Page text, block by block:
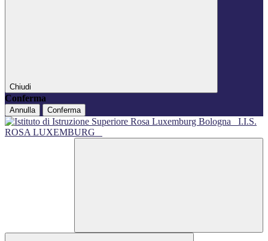
Chiudi
Conferma
Annulla Conferma
I.I.S.
ROSA LUXEMBURG